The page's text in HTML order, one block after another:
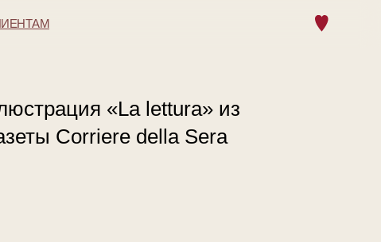
«La lettura» из
Corriere della Sera